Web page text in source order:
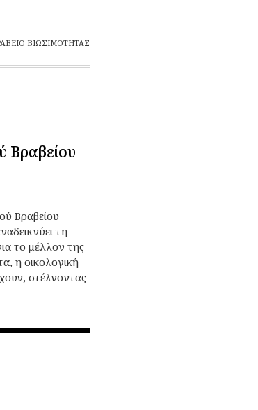
ΒΙΩΣΙΜΌΤΗΤΑΣ
Βραβείου
Βραβείου
τη
το μέλλον της
η οικολογική
στέλνοντας